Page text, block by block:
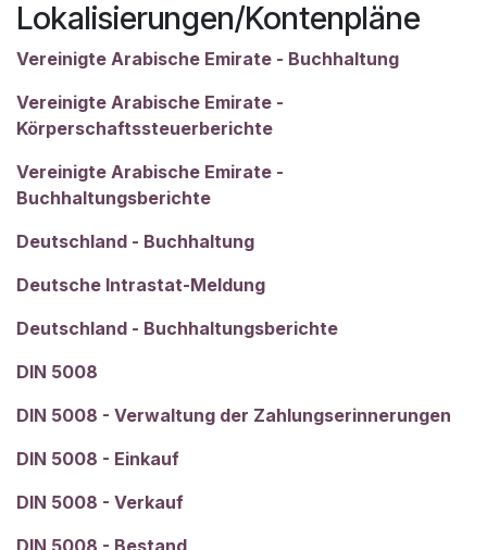
Lokalisierungen/Kontenpläne
Vereinigte Arabische Emirate - Buchhaltung
Vereinigte Arabische Emirate -
Körperschaftssteuerberichte
Vereinigte Arabische Emirate -
Buchhaltungsberichte
Deutschland - Buchhaltung
Deutsche Intrastat-Meldung
Deutschland - Buchhaltungsberichte
DIN 5008
DIN 5008 - Verwaltung der Zahlungserinnerungen
DIN 5008 - Einkauf
DIN 5008 - Verkauf
DIN 5008 - Bestand